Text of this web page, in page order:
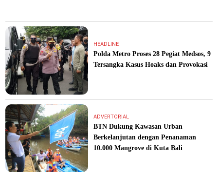
HEADLINE
Polda Metro Proses 28 Pegiat Medsos, 9
Tersangka Kasus Hoaks dan Provokasi
ADVERTORIAL
BTN Dukung Kawasan Urban
Berkelanjutan dengan Penanaman
10.000 Mangrove di Kuta Bali